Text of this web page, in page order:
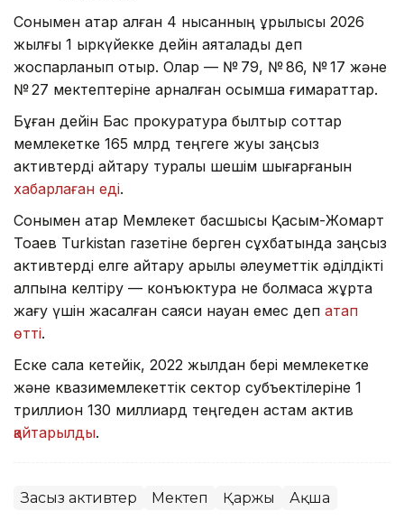
Сонымен қатар қалған 4 нысанның құрылысы 2026
жылғы 1 қыркүйекке дейін аяқталады деп
жоспарланып отыр. Олар — № 79, № 86, № 17 және
№ 27 мектептеріне арналған қосымша ғимараттар.
Бұған дейін Бас прокуратура былтыр соттар
мемлекетке 165 млрд теңгеге жуық заңсыз
активтерді қайтару туралы шешім шығарғанын
хабарлаған еді.
Сонымен қатар Мемлекет басшысы Қасым-Жомарт
Тоқаев Turkistan газетіне берген сұхбатында заңсыз
активтерді елге қайтару арқылы әлеуметтік әділдікті
қалпына келтіру — конъюктура не болмаса жұртқа
жағу үшін жасалған саяси науқан емес деп атап
өтті.
Еске сала кетейік, 2022 жылдан бері мемлекетке
және квазимемлекеттік сектор субъектілеріне 1
триллион 130 миллиард теңгеден астам актив
қайтарылды.
Заңсыз активтер Мектеп Қаржы Ақша